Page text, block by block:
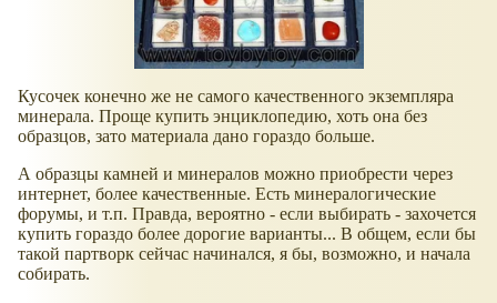
Кусочек конечно же не самого качественного экземпляра
минерала. Проще купить энциклопедию, хоть она без
образцов, зато материала дано гораздо больше.
А образцы камней и минералов можно приобрести через
интернет, более качественные. Есть минералогические
форумы, и т.п. Правда, вероятно - если выбирать - захочется
купить гораздо более дорогие варианты... В общем, если бы
такой партворк сейчас начинался, я бы, возможно, и начала
собирать.